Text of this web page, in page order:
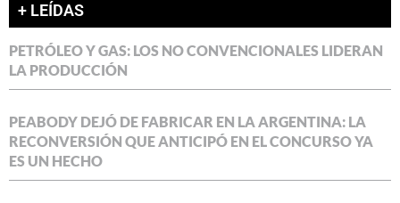
+ LEÍDAS
PETRÓLEO Y GAS: LOS NO CONVENCIONALES LIDERAN
LA PRODUCCIÓN
PEABODY DEJÓ DE FABRICAR EN LA ARGENTINA: LA
RECONVERSIÓN QUE ANTICIPÓ EN EL CONCURSO YA
ES UN HECHO